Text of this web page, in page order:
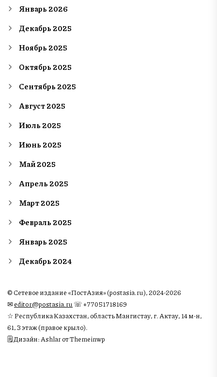
Январь 2026
Декабрь 2025
Ноябрь 2025
Октябрь 2025
Сентябрь 2025
Август 2025
Июль 2025
Июнь 2025
Май 2025
Апрель 2025
Март 2025
Февраль 2025
Январь 2025
Декабрь 2024
© Сетевое издание «ПостАзия» (postasia.ru), 2024-2026
✉︎editor@postasia.ru ☏ +77051718169
☆ Республика Казахстан, область Мангистау, г. Актау, 14 м-н,
61, 3 этаж (правое крыло).
🗒 Дизайн: Ashlar от Themeinwp